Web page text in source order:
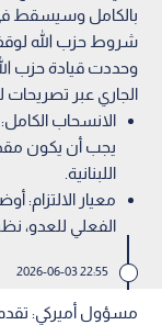
بالكامل وسيسقط
شروط حزب الله لوقف
وحددت قيادة حزب
الجاري عبر تصريحات
الانسحاب
يجب أن يكون
اللبنانية.
معيار الالتزام:
الفعلي للعدو،
22:55 2026-06-03
مسؤول أميركي: